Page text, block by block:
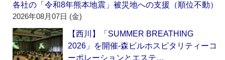
各社の「令和8年熊本地震」被災地への支援（順位不動）
2026年08月07日 (金)
【西川】「SUMMER BREATHING
2026」を開催‐森ビルホスピタリティーコ
ーポレーションとエステ…